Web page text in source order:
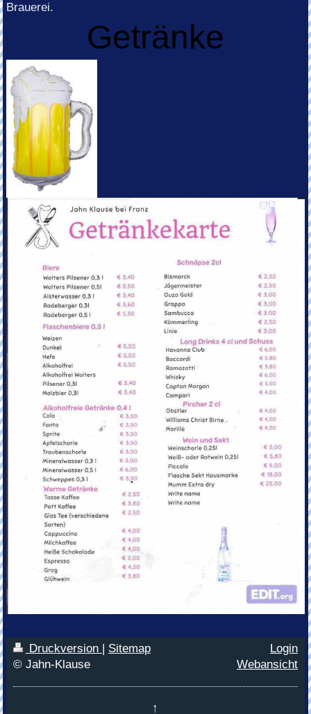
Brauerei.
Getränke
Druckversion
Sitemap
© Jahn-Klause
Login
Webansicht
↑